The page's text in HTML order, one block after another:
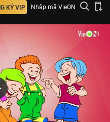
KÝ VIP Nhập mã VieON